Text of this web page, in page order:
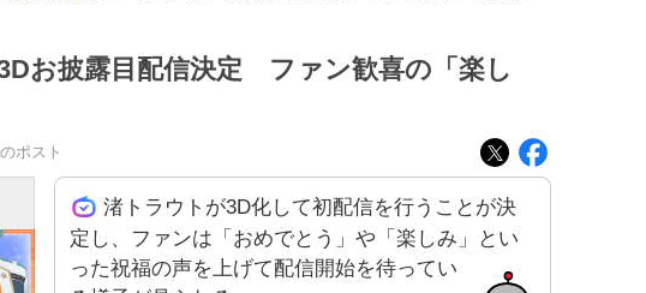
お披露目配信決定 ファン歓喜の「楽し
ポスト
渚トラウトが3D化して初配信を行うことが決
定し、ファンは「おめでとう」や「楽しみ」とい
った祝福の声を上げて配信開始を待ってい